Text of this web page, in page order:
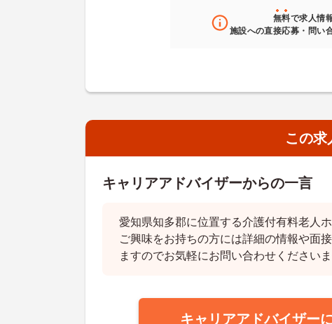
無料で求人情
施設への直接応募・問い
この求
キャリアアドバイザーからの一言
愛知県知多郡に位置する介護付有料老人ホ
ご興味をお持ちの方には詳細の情報や面
ますのでお気軽にお問い合わせくださいま
キャリアアドバイザー